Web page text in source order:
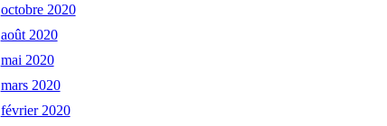
octobre 2020
août 2020
mai 2020
mars 2020
février 2020